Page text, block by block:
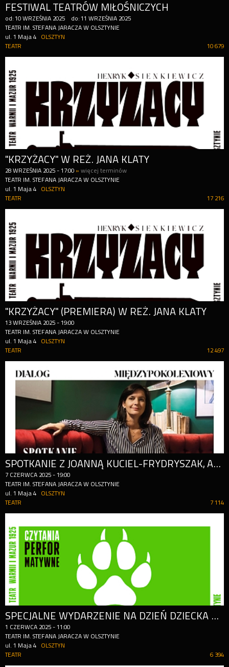
FESTIWAL TEATRÓW MIŁOŚNICZYCH
od:10 WRZEŚNIA 2025 do:11 WRZEŚNIA 2025
TEATR IM. STEFANA JARACZA W OLSZTYNIE
ul. 1 Maja 4
OLSZTYN
10 679
TEATR
"KRZYŻACY" W REŻ. JANA KLATY
28 WRZEŚNIA 2025 -17:00 »więcej terminów
TEATR IM. STEFANA JARACZA W OLSZTYNIE
ul. 1 Maja 4
OLSZTYN
17 216
TEATR
"KRZYŻACY" (PREMIERA) W REŻ. JANA KLATY
13 WRZEŚNIA 2025 -19:00
TEATR IM. STEFANA JARACZA W OLSZTYNIE
ul. 1 Maja 4
OLSZTYN
12 497
TEATR
SPOTKANIE Z JOANNĄ KUCIEL-FRYDRYSZAK, AUTORKĄ KSIĄŻKI „CHŁOPKI. OPOWIEŚĆ O NASZYCH BABKACH"
7 CZERWCA 2025 -19:00
TEATR IM. STEFANA JARACZA W OLSZTYNIE
ul. 1 Maja 4
OLSZTYN
7 114
TEATR
SPECJALNE WYDARZENIE NA DZIEŃ DZIECKA W TEATRZE JARACZA!
1 CZERWCA 2025 -11:00
TEATR IM. STEFANA JARACZA W OLSZTYNIE
ul. 1 Maja 4
OLSZTYN
6 394
TEATR